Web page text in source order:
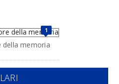
1
della memoria